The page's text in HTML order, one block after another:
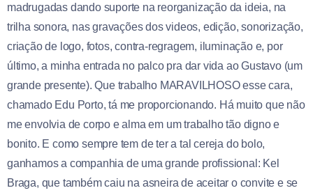
madrugadas dando suporte na reorganização da ideia, na
trilha sonora, nas gravações dos videos, edição, sonorização,
criação de logo, fotos, contra-regragem, iluminação e, por
último, a minha entrada no palco pra dar vida ao Gustavo (um
grande presente). Que trabalho MARAVILHOSO esse cara,
chamado Edu Porto, tá me proporcionando. Há muito que não
me envolvia de corpo e alma em um trabalho tão digno e
bonito. E como sempre tem de ter a tal cereja do bolo,
ganhamos a companhia de uma grande profissional: Kel
Braga, que também caiu na asneira de aceitar o convite e se